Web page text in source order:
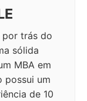
por trás do
sólida
MBA em
possui um
de 10